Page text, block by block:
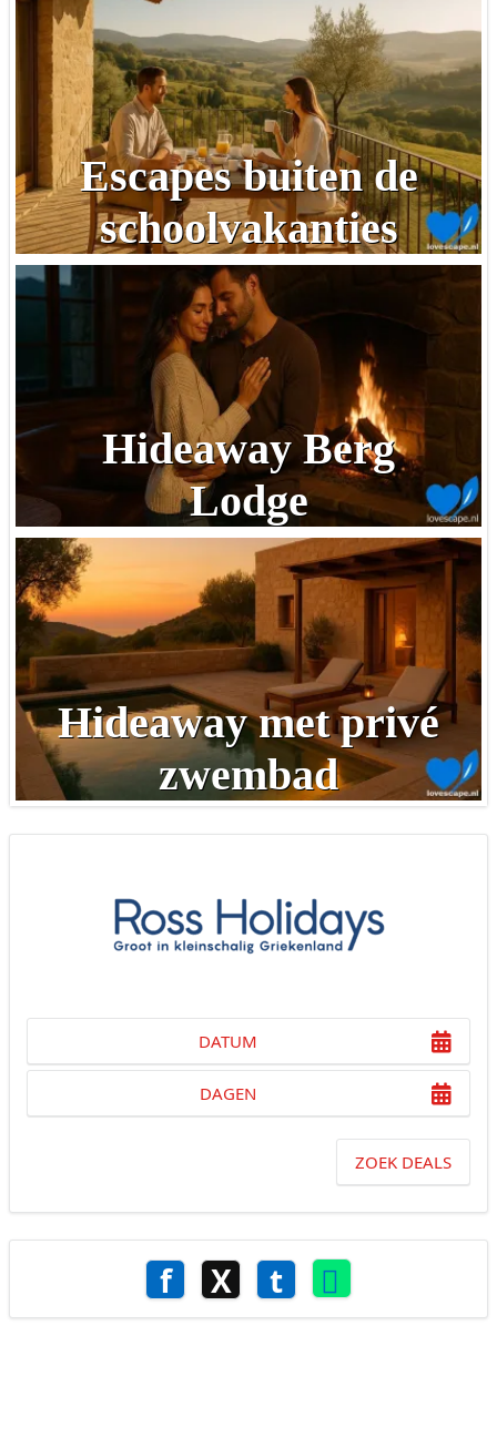
Escapes buiten de
schoolvakanties
Hideaway Berg
Lodge
Hideaway met privé
zwembad
DATUM
DAGEN
ZOEK DEALS
f X t